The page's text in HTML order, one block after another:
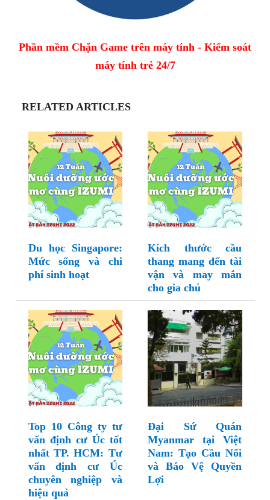
Phần mềm Chặn Game trên máy tính - Kiểm soát
máy tính trẻ 24/7
RELATED ARTICLES
Du học Singapore:
Mức sống và chi
phí sinh hoạt
Kích thước cầu
thang mang đến tài
vận và may mắn
cho gia chủ
Top 10 Công ty tư
vấn định cư Úc tốt
nhất TP. HCM: Tư
vấn định cư Úc
chuyên nghiệp và
hiệu quả
Đại Sứ Quán
Myanmar tại Việt
Nam: Tạo Cầu Nối
và Bảo Vệ Quyền
Lợi